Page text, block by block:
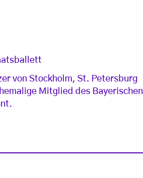
von Stockholm, St. Petersburg
Mitglied des Bayerischen